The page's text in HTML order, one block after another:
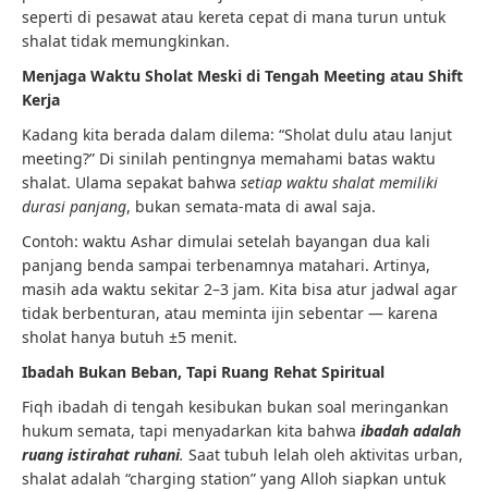
seperti di pesawat atau kereta cepat di mana turun untuk
shalat tidak memungkinkan.
Menjaga Waktu Sholat Meski di Tengah Meeting atau Shift
Kerja
Kadang kita berada dalam dilema: “Sholat dulu atau lanjut
meeting?” Di sinilah pentingnya memahami batas waktu
shalat. Ulama sepakat bahwa setiap waktu shalat memiliki
durasi panjang, bukan semata-mata di awal saja.
Contoh: waktu Ashar dimulai setelah bayangan dua kali
panjang benda sampai terbenamnya matahari. Artinya,
masih ada waktu sekitar 2–3 jam. Kita bisa atur jadwal agar
tidak berbenturan, atau meminta ijin sebentar — karena
sholat hanya butuh ±5 menit.
Ibadah Bukan Beban, Tapi Ruang Rehat Spiritual
Fiqh ibadah di tengah kesibukan bukan soal meringankan
hukum semata, tapi menyadarkan kita bahwa ibadah adalah
ruang istirahat ruhani. Saat tubuh lelah oleh aktivitas urban,
shalat adalah “charging station” yang Alloh siapkan untuk